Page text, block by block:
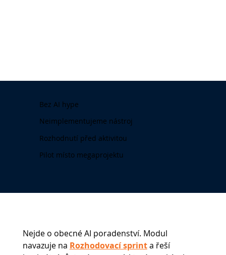
Bez AI hype
Neimplementujeme nástroj
Rozhodnutí před aktivitou
Pilot místo megaprojektu
Nejde o obecné AI poradenství. Modul
navazuje na Rozhodovací sprinta řeší